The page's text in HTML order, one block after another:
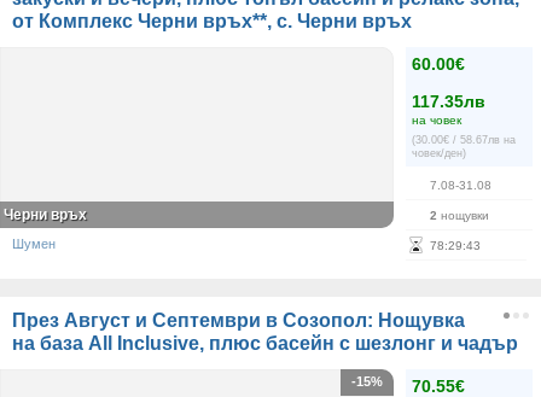
от Комплекс Черни връх**, с. Черни връх
60.00€
117.35лв
на човек
(30.00€ / 58.67лв на
човек/ден)
7.08-31.08
2 нощувки
78:29:42
Черни връх
Шумен
През Август и Септември в Созопол: Нощувка
на база All Inclusive, плюс басейн с шезлонг и чадър
70.55€
-15%